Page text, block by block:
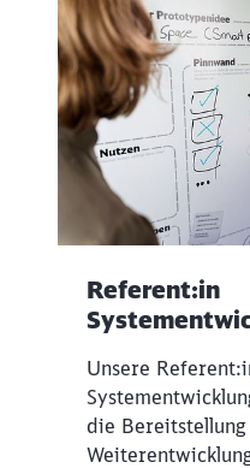
Referent:in
Unsere
die Bereitstellung